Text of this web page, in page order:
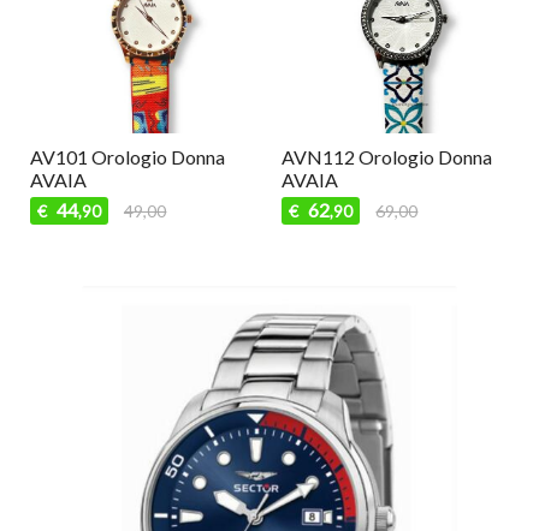
AV101 Orologio Donna
AVAIA
€ 44,90 49,00
AVN112 Orologio Donna
AVAIA
€ 62,90 69,00